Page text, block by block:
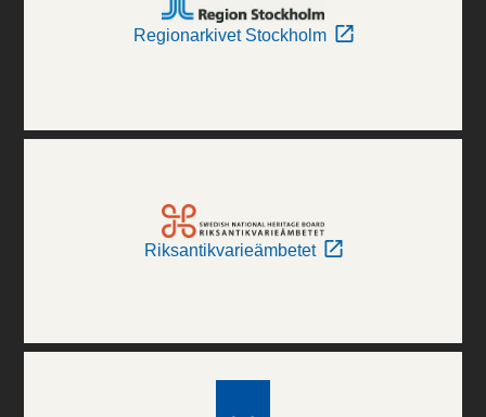
Regionarkivet Stockholm
Riksantikvarieämbetet